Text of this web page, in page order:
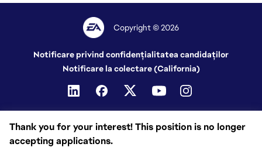
Thank you for your interest! This position is no longer
accepting applications.
Copyright © 2026
Notificare privind confidențialitatea candidaților
Notificare la colectare (California)